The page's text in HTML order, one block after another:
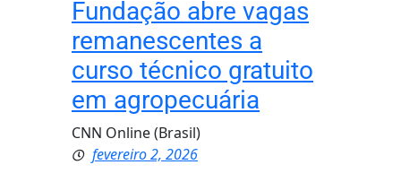
Fundação abre vagas
remanescentes a
curso técnico gratuito
em agropecuária
CNN Online (Brasil)
fevereiro 2, 2026